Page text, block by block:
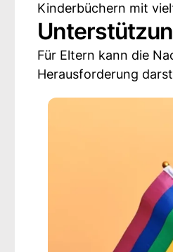
Kinderbüchern mit
Für Eltern kann die
Herausforderung